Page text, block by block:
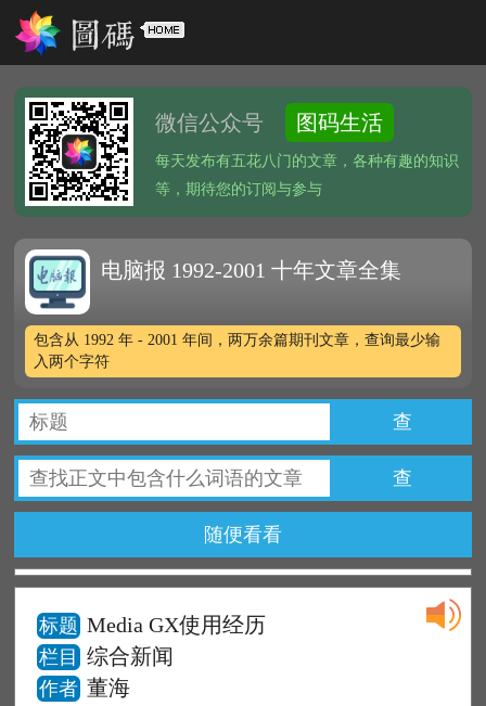
微信公众号 图码生活
每天发布有五花八门的文章，各种有趣的知识
等，期待您的订阅与参与
电脑报 1992-2001 十年文章全集
包含从 1992 年 - 2001 年间，两万余篇期刊文章，查询最少输
入两个字符
查
查
随便看看
标题 Media GX使用经历
栏目 综合新闻
作者 董海